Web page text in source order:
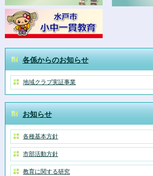
各係からのお知らせ
地域クラブ実証事業
お知らせ
各種基本方針
市部活動方針
教育に関する研究